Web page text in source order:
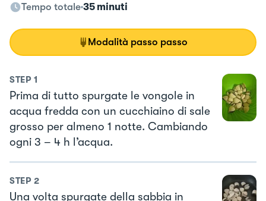
Tempo totale 35 minuti
Modalità passo passo
STEP 1
Prima di tutto spurgate le vongole in
acqua fredda con un cucchiaino di sale
grosso per almeno 1 notte. Cambiando
ogni 3 – 4 h l’acqua.
STEP 2
Una volta spurgate della sabbia in